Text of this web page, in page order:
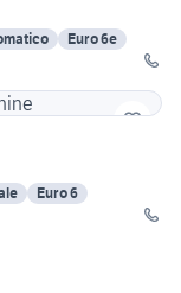
Euro 6e
Euro 6